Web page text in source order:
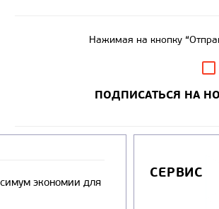
Нажимая на кнопку
ПОДПИСАТЬСЯ НА
экономии для
СЕРВИС